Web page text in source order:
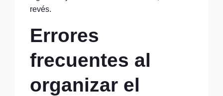
revés.
Errores
frecuentes al
organizar el